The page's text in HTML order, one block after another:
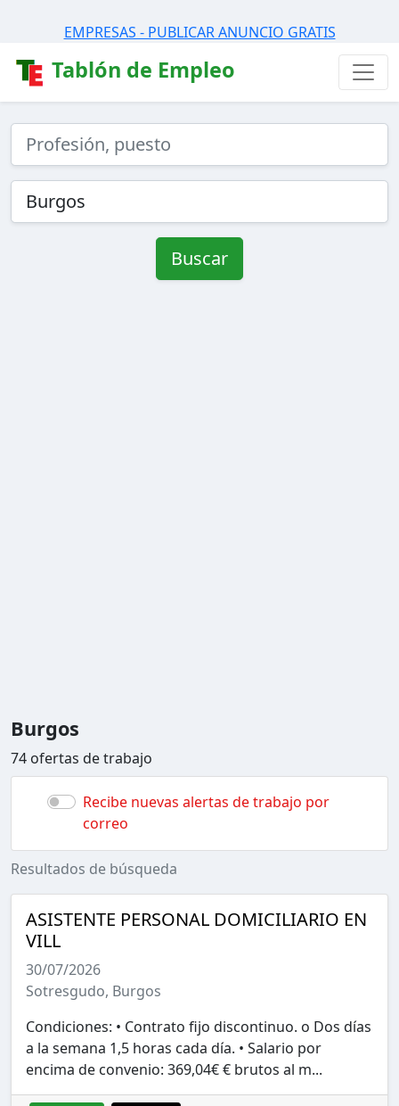
EMPRESAS - PUBLICAR ANUNCIO GRATIS
Tablón de Empleo
Buscar
Burgos
74 ofertas de trabajo
Recibe nuevas alertas de trabajo por
correo
Resultados de búsqueda
ASISTENTE PERSONAL DOMICILIARIO EN
VILL
30/07/2026
Sotresgudo, Burgos
Condiciones: • Contrato fijo discontinuo. o Dos días
a la semana 1,5 horas cada día. • Salario por
encima de convenio: 369,04€ € brutos al m...